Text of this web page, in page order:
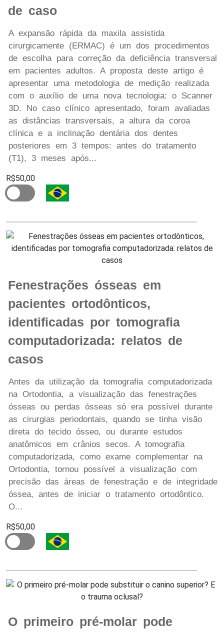
de caso
A expansão rápida da maxila assistida
cirurgicamente (ERMAC) é um dos procedimentos
de escolha para correção da deficiência transversal
em pacientes adultos. A proposta deste artigo é
apresentar uma metodologia de medição realizada
com o auxílio de uma nova tecnologia: o Scanner
3D. No caso clínico apresentado, foram avaliadas
as distâncias transversais, a altura da coroa
clínica e a inclinação dentária dos dentes
posteriores em 3 tempos: antes do tratamento
(T1), 3 meses após...
R$50,00
Fenestrações ósseas em
pacientes ortodônticos,
identificadas por tomografia
computadorizada: relatos de
casos
Antes da utilização da tomografia computadorizada
na Ortodontia, a visualização das fenestrações
ósseas ou perdas ósseas só era possível durante
as cirurgias periodontais, quando se tinha visão
direta do tecido ósseo, ou durante estudos
anatômicos em crânios secos. A tomografia
computadorizada, como exame complementar na
Ortodontia, tornou possível a visualização com
precisão das áreas de fenestração e de integridade
óssea, antes de iniciar o tratamento ortodôntico.
O...
R$50,00
O primeiro pré-molar pode